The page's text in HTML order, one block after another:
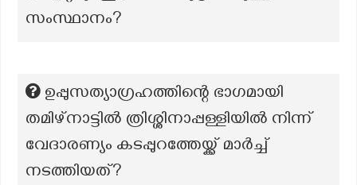
സംസ്ഥാനം?
ഉപ്പുസത്യാഗ്രഹത്തിന്റെ ഭാഗമായി
തമിഴ്നാട്ടിൽ ത്രിശ്ശിനാപ്പള്ളിയിൽ നിന്ന്
വേദാരണ്യം കടപ്പുറത്തേയ്ക്ക് മാർച്ച്
നടത്തിയത്?